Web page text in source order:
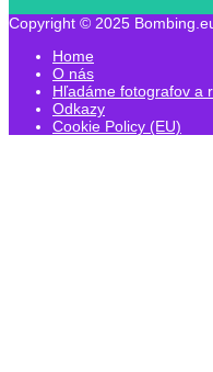
Copyright © 2025
Home
O nás
Hľadáme fotografov a
Odkazy
Cookie Policy (EU)